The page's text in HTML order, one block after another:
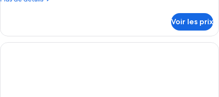
le
type
de
Voir les prix